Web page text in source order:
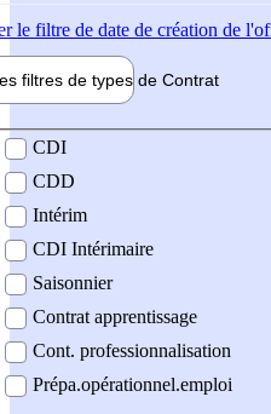
le filtre de date de création de
filtres de types de Contrat
contrat
CDI
CDD
Intérim
CDI Intérimaire
Saisonnier
Contrat apprentissage
Cont. professionnalisation
Prépa.opérationnel.emploi